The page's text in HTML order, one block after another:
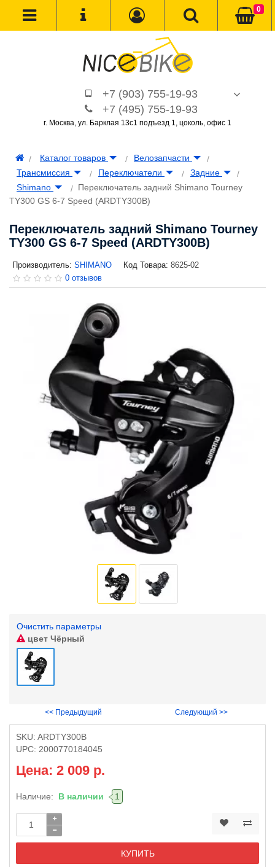
+7 (903) 755-19-93
+7 (495) 755-19-93
г. Москва, ул. Барклая 13с1 подъезд 1, цоколь, офис 1
0
Каталог товаров
Велозапчасти
Трансмиcсия
Переключатели
Задние
Shimano
Переключатель задний Shimano Tourney
TY300 GS 6-7 Speed (ARDTY300B)
Переключатель задний Shimano Tourney
TY300 GS 6-7 Speed (ARDTY300B)
Производитель: SHIMANO Код Товара: 8625-02
0 отзывов
Очистить параметры
цвет Чёрный
<< Предыдущий Следующий >>
SKU: ARDTY300B
UPC: 2000770184045
Цена: 2 009 р.
Наличие: В наличии 1
КУПИТЬ